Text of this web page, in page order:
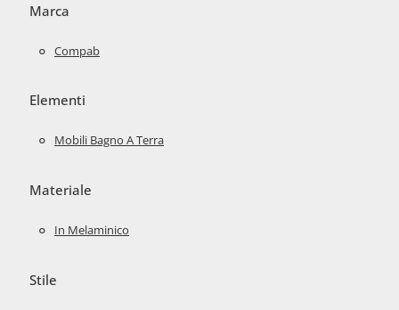
Marca
Compab
Elementi
Mobili Bagno A Terra
Materiale
In Melaminico
Stile